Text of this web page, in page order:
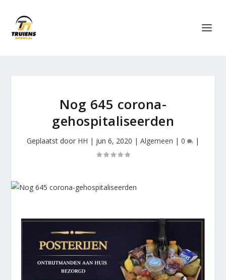
Nog 645 corona-
gehospitaliseerden
Geplaatst door HH | jun 6, 2020 | Algemeen | 0 |